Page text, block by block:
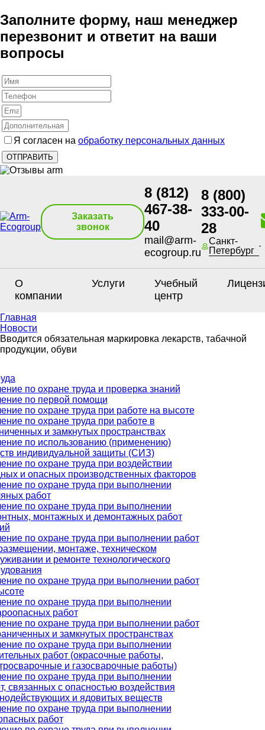
Заполните форму, наш менеджер
перезвонит и ответит на ваши
вопросы
Я согласен на обработку персональных данных
Заказать
звонок
8 (812)
467-38-
40
mail@arm-
ecogroup.ru
8 (800)
333-00-
28
Санкт-
Петербург
О
компании
Услуги
Учебный
центр
Главная
Новости
Вводится обязательная маркировка лекарств, табачной
продукции, обуви
по охране труда и проверка знаний
по первой помощи
по охране труда при работе на высоте
по охране труда при работе в
и замкнутых пространствах
по использованию (применению)
индивидуальной защиты (СИЗ)
по охране труда при воздействии
и опасных производственных факторов
по охране труда при выполнении
работ
по охране труда при выполнении
монтажных и демонтажных работ
по охране труда при выполнении работ
монтаже, техническом
и ремонте технологического
по охране труда при выполнении работ
по охране труда при выполнении
работ
по охране труда при выполнении работ
и замкнутых пространствах
по охране труда при выполнении
работ (окрасочные работы,
и газосварочные работы)
по охране труда при выполнении
связанных с опасностью воздействия
и ядовитых веществ
по охране труда при выполнении
работ